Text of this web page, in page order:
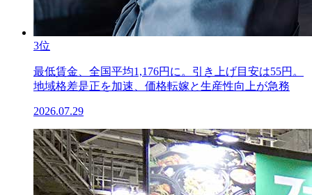
3位
最低賃金、全国平均1,176円に。引き上げ目安は55円。
地域格差是正を加速、価格転嫁と生産性向上が急務
2026.07.29